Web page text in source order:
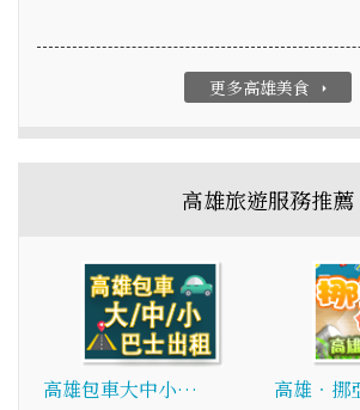
更多高雄美食 arrow_right
高雄旅遊服務推薦
高雄包車大中小… 高雄‧挪